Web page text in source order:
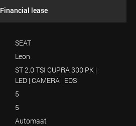
Financial lease
SEAT
Leon
ST 2.0 TSI CUPRA 300 PK |
LED | CAMERA | EDS
5
5
Automaat